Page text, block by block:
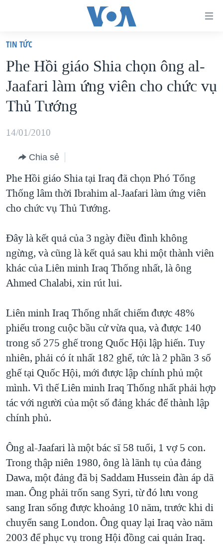
truy
cập
Tới
nội
chính
hướng
chính
Đi
"Tìm"
VIỆT NAM
HOA KỲ
BIỂN ĐÔNG
THẾ GIỚI
DIỄN ĐÀN
MỤC
TỰ DO BÁO CHÍ
VẠCH TRẦN TIN GIẢ
NGƯỜI VIỆT HẢI NGOẠI
ĐỜI SỐNG
KINH TẾ
KHOA HỌC
VĂN HOÁ
THỂ THAO
GIÁO DỤC
CHUYÊN ĐỀ
CHIẾN TRANH THƯƠNG MẠI CỦA MỸ: QUÁ KHỨ VÀ HIỆN
HÀNH TRÌNH BẦU CỬ 2024
MỘT NĂM CHIẾN TRANH TẠI DẢI GAZA
GIẢI MÃ VÀNH ĐAI & CON ĐƯỜNG
TRỊNH VĨNH BÌNH - NGƯỜI HẠ 'BÊN THẮNG CUỘC'
GROUND ZERO – XƯA VÀ NAY
CHI PHÍ CHIẾN TRANH AFGHANISTAN
CÁC GIÁ TRỊ CỘNG HÒA Ở VIỆT NAM
THƯỢNG ĐỈNH TRUMP-KIM TẠI VIỆT NAM
TRỊNH VĨNH BÌNH VS. CHÍNH PHỦ VIỆT NAM
NGƯ DÂN VIỆT VÀ LÀN SÓNG TRỘM HẢI SÂM
BÊN KIA QUỐC LỘ: TIẾNG VỌNG TỪ NÔNG THÔN MỸ
QUAN HỆ VIỆT MỸ
HỌC TIẾNG ANH
VIDEO
NGHE
MẠNG XÃ HỘI
Ngôn ngữ khác
TIN TỨC
Phe Hồi giáo Shia chọn ông al-
Jaafari làm ứng viên cho chức vụ
Thủ Tướng
14/01/2010
Chia sẻ
Phe Hồi giáo Shia tại Iraq đã chọn Phó Tổng
Thống lâm thời Ibrahim al-Jaafari làm ứng viên
cho chức vụ Thủ Tướng.
Đây là kết quả của 3 ngày điều đình không
ngừng, và cũng là kết quả sau khi một thành viên
khác của Liên minh Iraq Thống nhất, là ông
Ahmed Chalabi, xin rút lui.
Liên minh Iraq Thống nhất chiếm được 48%
phiếu trong cuộc bầu cử vừa qua, và được 140
trong số 275 ghế trong Quốc Hội lập hiến. Tuy
nhiên, phải có ít nhất 182 ghế, tức là 2 phần 3 số
ghế tại Quốc Hội, mới được lập chính phủ một
mình. Vì thế Liên minh Iraq Thống nhất phải hợp
tác với người của một số đảng khác để thành lập
chính phủ.
Ông al-Jaafari là một bác sĩ 58 tuổi, 1 vợ 5 con.
Trong thập niên 1980, ông là lãnh tụ của đảng
Dawa, một đảng đã bị Saddam Hussein đàn áp dã
man. Ông phải trốn sang Syri, từ đó lưu vong
sang Iran sống được khoảng 10 năm, trước khi di
chuyển sang London. Ông quay lại Iraq vào năm
2003 để phục vụ trong Hội đồng cai quản Iraq.